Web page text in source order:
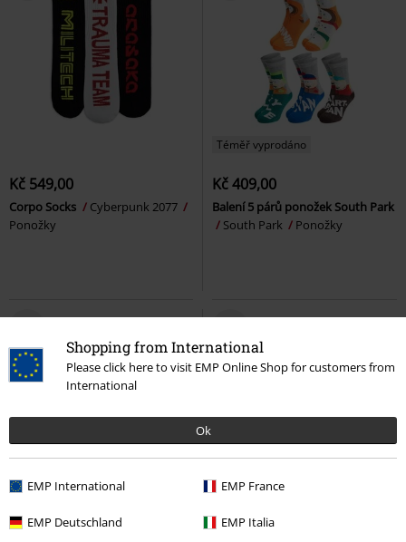
Shopping from International
Please click here to visit EMP Online Shop for customers from
International
Ok
EMP International EMP France
EMP Deutschland EMP Italia
Kč 549,00
Corpo Socks
Cyberpunk 2077
Ponožky
Téměř vyprodáno
Kč 409,00
Balení 5 párů ponožek South Park
South Park
Ponožky
Kč 409,00 Kč 359,00